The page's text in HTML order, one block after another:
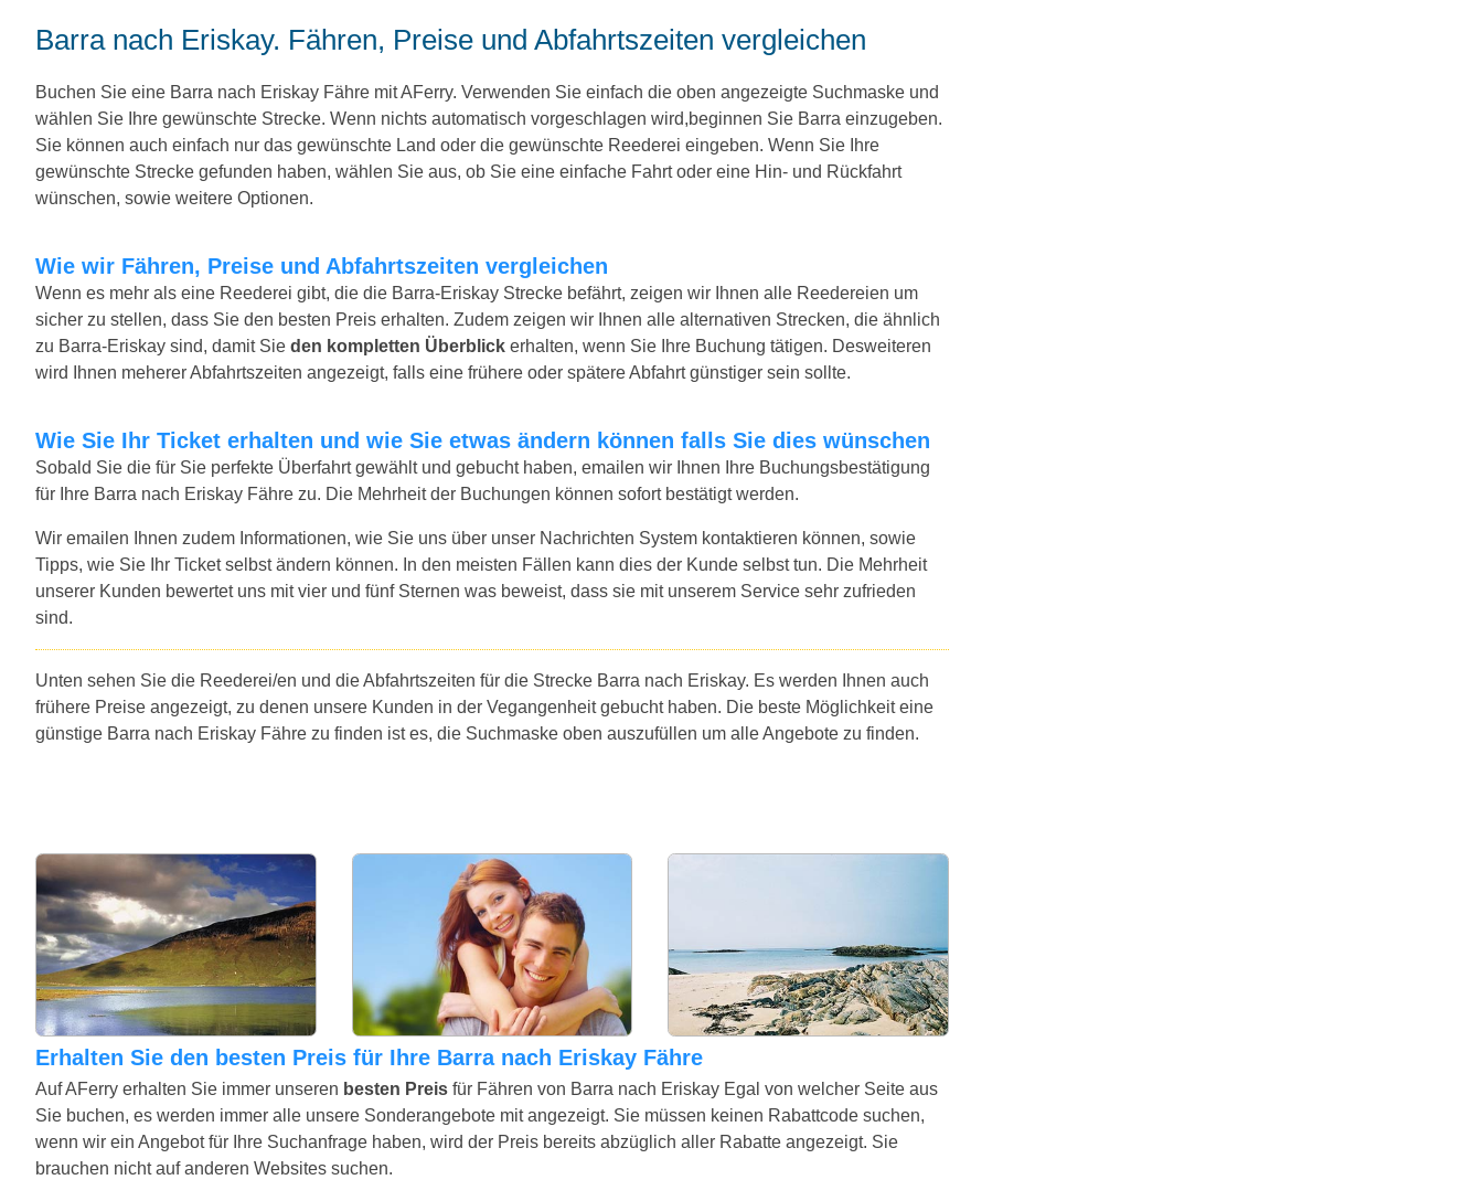
Barra nach Eriskay. Fähren, Preise und Abfahrtszeiten vergleichen
Buchen Sie eine Barra nach Eriskay Fähre mit AFerry. Verwenden Sie einfach die oben angezeigte Suchmaske und
wählen Sie Ihre gewünschte Strecke. Wenn nichts automatisch vorgeschlagen wird,beginnen Sie Barra einzugeben.
Sie können auch einfach nur das gewünschte Land oder die gewünschte Reederei eingeben. Wenn Sie Ihre
gewünschte Strecke gefunden haben, wählen Sie aus, ob Sie eine einfache Fahrt oder eine Hin- und Rückfahrt
wünschen, sowie weitere Optionen.
Wie wir Fähren, Preise und Abfahrtszeiten vergleichen
Wenn es mehr als eine Reederei gibt, die die Barra-Eriskay Strecke befährt, zeigen wir Ihnen alle Reedereien um
sicher zu stellen, dass Sie den besten Preis erhalten. Zudem zeigen wir Ihnen alle alternativen Strecken, die ähnlich
zu Barra-Eriskay sind, damit Sie den kompletten Überblick erhalten, wenn Sie Ihre Buchung tätigen. Desweiteren
wird Ihnen meherer Abfahrtszeiten angezeigt, falls eine frühere oder spätere Abfahrt günstiger sein sollte.
Wie Sie Ihr Ticket erhalten und wie Sie etwas ändern können falls Sie dies wünschen
Sobald Sie die für Sie perfekte Überfahrt gewählt und gebucht haben, emailen wir Ihnen Ihre Buchungsbestätigung
für Ihre Barra nach Eriskay Fähre zu. Die Mehrheit der Buchungen können sofort bestätigt werden.
Wir emailen Ihnen zudem Informationen, wie Sie uns über unser Nachrichten System kontaktieren können, sowie
Tipps, wie Sie Ihr Ticket selbst ändern können. In den meisten Fällen kann dies der Kunde selbst tun. Die Mehrheit
unserer Kunden bewertet uns mit vier und fünf Sternen was beweist, dass sie mit unserem Service sehr zufrieden
sind.
Unten sehen Sie die Reederei/en und die Abfahrtszeiten für die Strecke Barra nach Eriskay. Es werden Ihnen auch
frühere Preise angezeigt, zu denen unsere Kunden in der Vegangenheit gebucht haben. Die beste Möglichkeit eine
günstige Barra nach Eriskay Fähre zu finden ist es, die Suchmaske oben auszufüllen um alle Angebote zu finden.
Erhalten Sie den besten Preis für Ihre Barra nach Eriskay Fähre
Auf AFerry erhalten Sie immer unseren besten Preis für Fähren von Barra nach Eriskay Egal von welcher Seite aus
Sie buchen, es werden immer alle unsere Sonderangebote mit angezeigt. Sie müssen keinen Rabattcode suchen,
wenn wir ein Angebot für Ihre Suchanfrage haben, wird der Preis bereits abzüglich aller Rabatte angezeigt. Sie
brauchen nicht auf anderen Websites suchen.